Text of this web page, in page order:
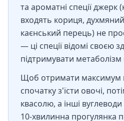
та ароматні спеції джерк
входять кориця,
каєнський перець) не
— ці спеції відомі своєю
підтримувати
Щоб отримати максимум
спочатку з'їсти овочі,
квасолю, а інші
10-хвилинна прогулянка